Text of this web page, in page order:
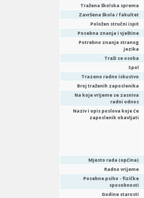
Tražena školska sprema
Završena škola / fakultet
Položen stručni ispit
Posebna znanja i vještine
Potrebno znanje stranog
jezika
Traži se osoba
Spol
Trazeno radno iskustvo
Broj traženih zaposlenika
Na koje vrijeme se zasniva
radni odnos
Naziv i opis poslova koje će
zaposlenik obavljati
Mjesto rada (općina)
Radno vrijeme
Posebne psiho - fizičke
sposobnosti
Godine starosti